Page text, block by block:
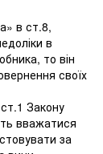
в ст.8,
в
то він
своїх
Закону
вважатися
за